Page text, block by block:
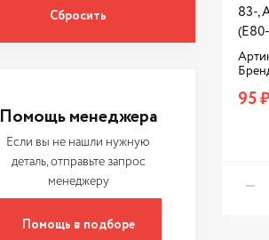
DAYCO
DONGIL
FINWHALE
FRANCECAR
Помощь менеджера
Если вы не нашли нужную
деталь, отправьте запрос
менеджеру
Помощь в подборе
83-,
95 ₽